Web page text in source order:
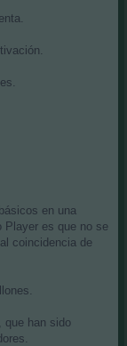
en una
Player es que no se
coincidencia de
que han sido